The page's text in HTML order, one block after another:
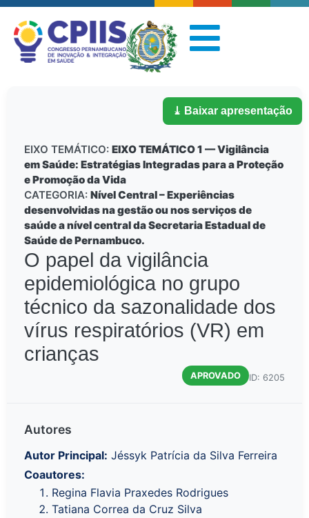
⤓ Baixar apresentação
EIXO TEMÁTICO: EIXO TEMÁTICO 1 — Vigilância
em Saúde: Estratégias Integradas para a Proteção
e Promoção da Vida
CATEGORIA: Nível Central – Experiências
desenvolvidas na gestão ou nos serviços de
saúde a nível central da Secretaria Estadual de
Saúde de Pernambuco.
O papel da vigilância
epidemiológica no grupo
técnico da sazonalidade dos
vírus respiratórios (VR) em
crianças
APROVADO ID: 6205
Autores
Autor Principal: Jéssyk Patrícia da Silva Ferreira
Coautores:
Regina Flavia Praxedes Rodrigues
Tatiana Correa da Cruz Silva